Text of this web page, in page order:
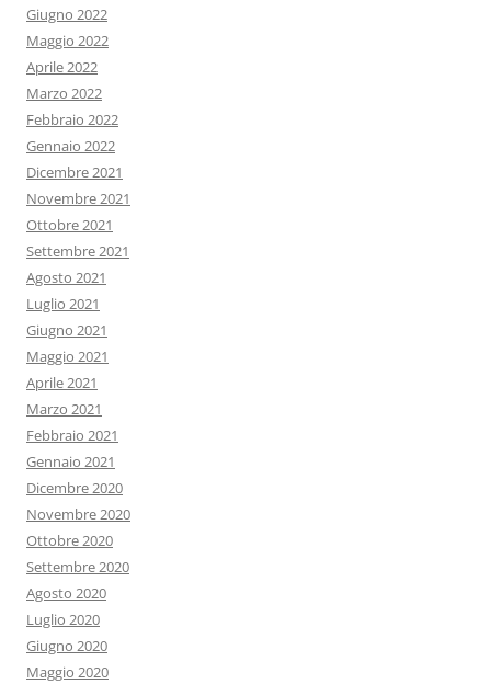
Giugno 2022
Maggio 2022
Aprile 2022
Marzo 2022
Febbraio 2022
Gennaio 2022
Dicembre 2021
Novembre 2021
Ottobre 2021
Settembre 2021
Agosto 2021
Luglio 2021
Giugno 2021
Maggio 2021
Aprile 2021
Marzo 2021
Febbraio 2021
Gennaio 2021
Dicembre 2020
Novembre 2020
Ottobre 2020
Settembre 2020
Agosto 2020
Luglio 2020
Giugno 2020
Maggio 2020